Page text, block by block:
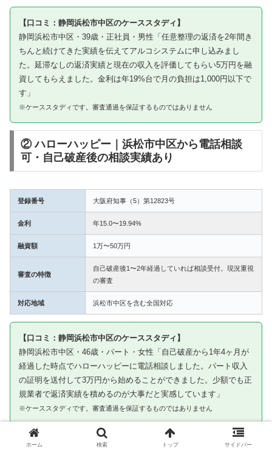
【口コミ：静岡浜松市中区のケーススタディ】
静岡浜松市中区・39歳・正社員・男性「任意整理の返済を2年間き
ちんと続けてきた実績を伝えてアルコシステムに申し込みまし
た。延滞なしの返済実績と現在の収入を評価してもらい5万円を融
資してもらえました。金利は年19%台で月の負担は1,000円以下で
す」
※ケーススタディです。審査通過を保証するものではありません
② ハローハッピー｜浜松市中区から電話相談
可・自己破産後の相談実績あり
登録番号 大阪府知事（5）第12823号
金利 年15.0〜19.94%
融資額 1万〜50万円
審査の特徴
自己破産後1〜2年経過していれば相談受付。現況重視
の審査
対応地域 浜松市中区を含む全国対応
【口コミ：静岡浜松市中区のケーススタディ】
静岡浜松市中区・46歳・パート・女性「自己破産から1年4ヶ月が
経過した時点でハローハッピーに電話相談しました。パート収入
の証明を送付して3万円から始めることができました。少額でも正
規業者で返済実績を積めるのが大事だと実感しています」
※ケーススタディです。審査通過を保証するものではありません
③ キャネット｜浜松市中区から申込み可・北海
ホーム 検索 トップ サイドバー